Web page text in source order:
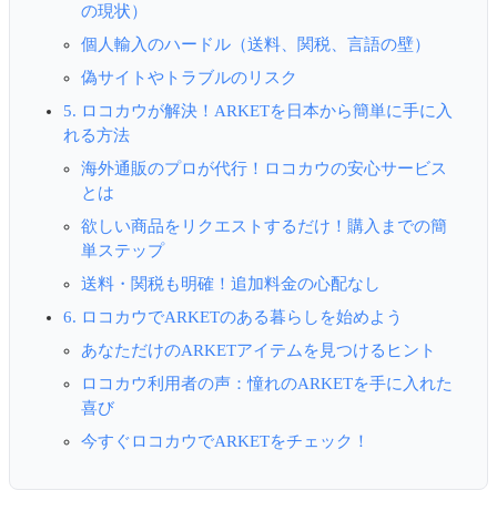
の現状）
個人輸入のハードル（送料、関税、言語の壁）
偽サイトやトラブルのリスク
5. ロコカウが解決！ARKETを日本から簡単に手に入
れる方法
海外通販のプロが代行！ロコカウの安心サービス
とは
欲しい商品をリクエストするだけ！購入までの簡
単ステップ
送料・関税も明確！追加料金の心配なし
6. ロコカウでARKETのある暮らしを始めよう
あなただけのARKETアイテムを見つけるヒント
ロコカウ利用者の声：憧れのARKETを手に入れた
喜び
今すぐロコカウでARKETをチェック！